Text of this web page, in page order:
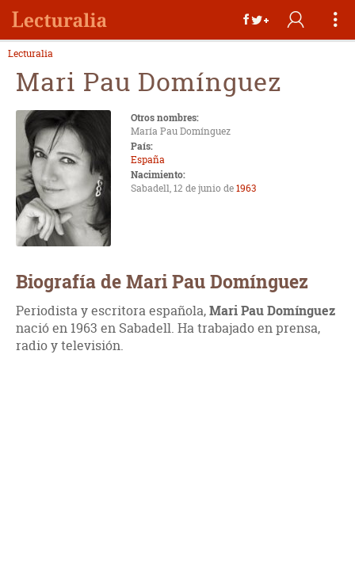
Lecturalia
Mari Pau Domínguez
Otros nombres:
María Pau Domínguez
País:
España
Nacimiento:
Sabadell, 12 de junio de1963
Biografía de Mari Pau Domínguez
Periodista y escritora española,Mari Pau Domínguez
nació en 1963 en Sabadell. Ha trabajado en prensa,
radio y televisión.